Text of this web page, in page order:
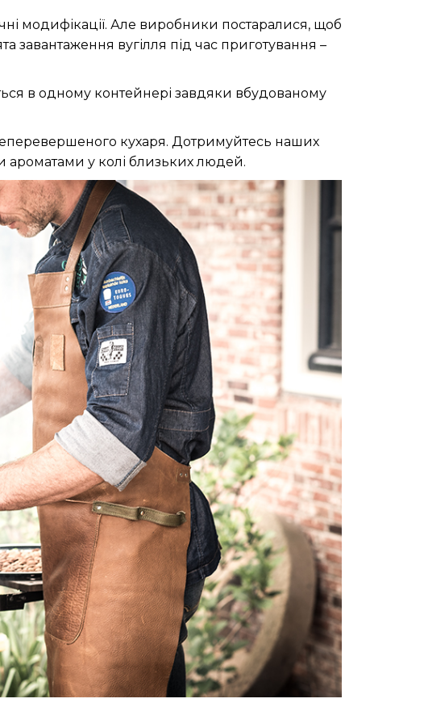
модифікації. Але виробники постаралися, щоб
завантаження вугілля під час приготування –
в одному контейнері завдяки вбудованому
кухаря. Дотримуйтесь наших
ароматами у колі близьких людей.